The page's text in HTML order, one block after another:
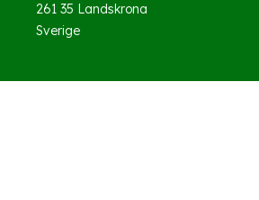
261 35 Landskrona
Sverige